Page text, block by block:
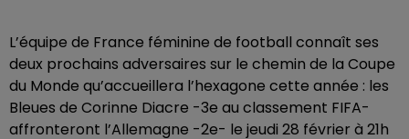
L’équipe de France féminine de football connaît ses
deux prochains adversaires sur le chemin de la Coupe
du Monde qu’accueillera l’hexagone cette année : les
Bleues de Corinne Diacre -3e au classement FIFA-
affronteront l’Allemagne -2e- le jeudi 28 février à 21h